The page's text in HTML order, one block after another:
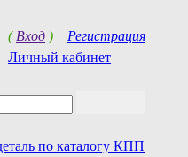
( Вход ) Регистрация
Личный кабинет
по каталогу КПП